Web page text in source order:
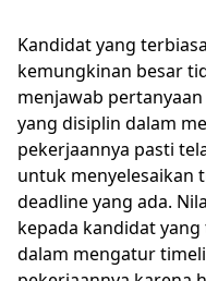
Kandidat yang
kemungkinan besar
menjawab pertanyaan
yang disiplin dalam
pekerjaannya pasti
untuk menyelesaikan
deadline yang ada.
kepada kandidat
dalam mengatur